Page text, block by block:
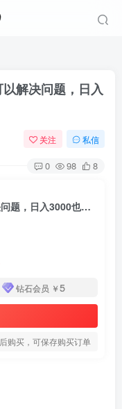
解决问题，日入
关注 私信
0 98 8
抖音变现实战班，一部手机就可以解决问题，日入3000也真的不是梦！
钻石会员 ￥5
购买，可保存购买订单